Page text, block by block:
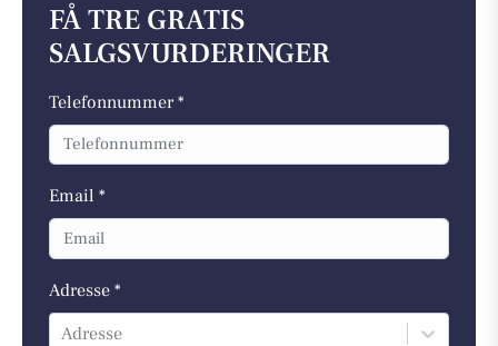
FÅ TRE GRATIS
SALGSVURDERINGER
Telefonnummer *
Email *
Adresse *
Adresse